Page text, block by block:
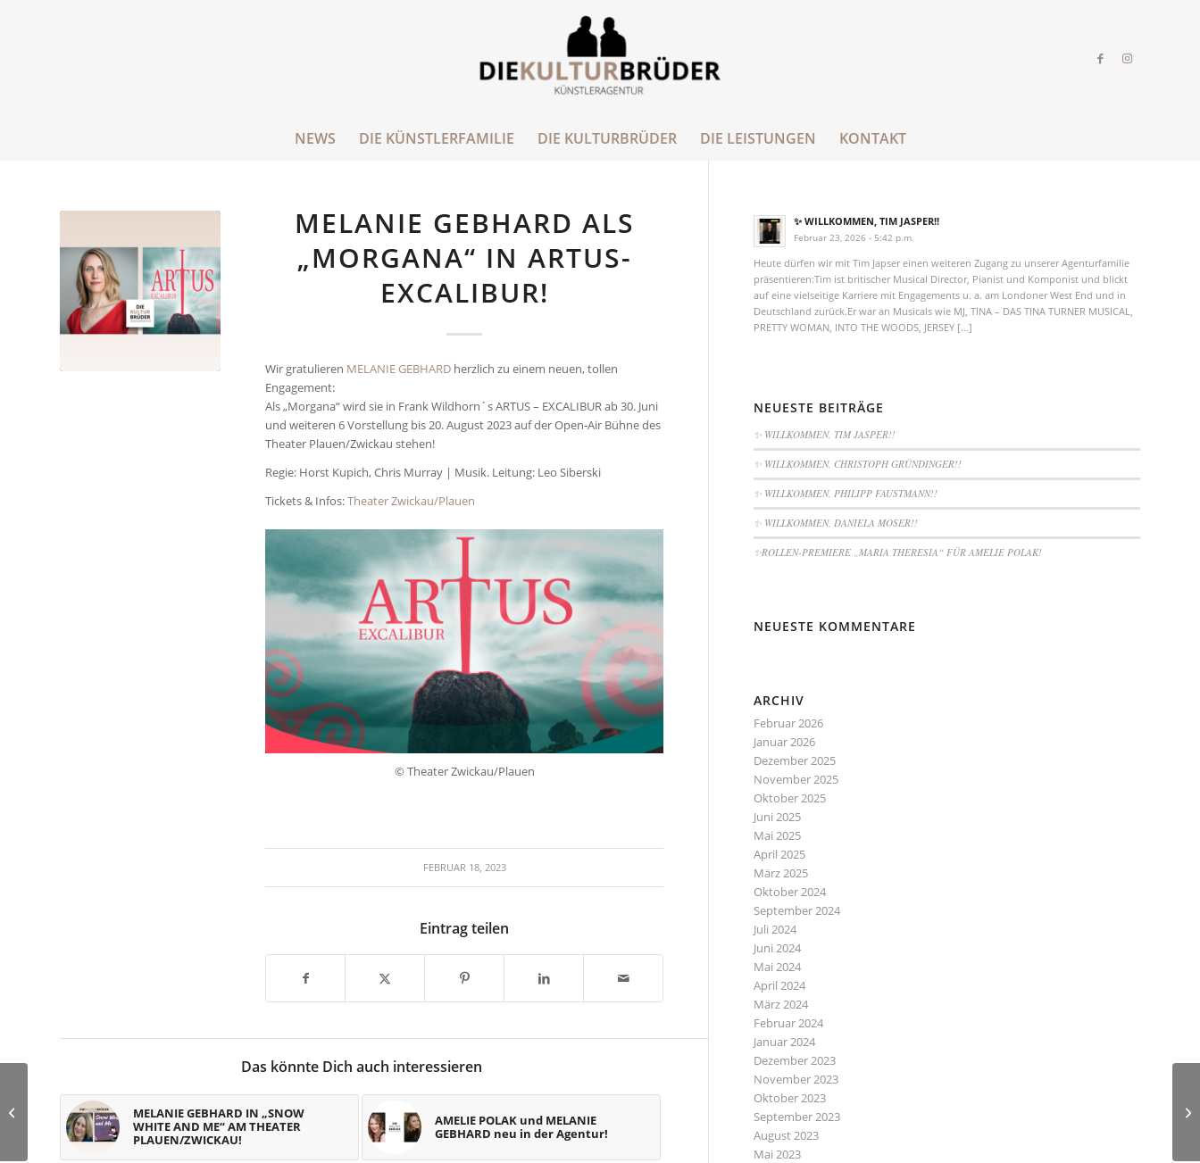
NEWS DIE KÜNSTLERFAMILIE DIE KULTURBRÜDER DIE LEISTUNGEN KONTAKT
MELANIE GEBHARD ALS
„MORGANA“ IN ARTUS-
EXCALIBUR!
Wir gratulieren MELANIE GEBHARD herzlich zu einem neuen, tollen
Engagement:
Als „Morgana“ wird sie in Frank Wildhorn´s ARTUS – EXCALIBUR ab 30. Juni
und weiteren 6 Vorstellung bis 20. August 2023 auf der Open-Air Bühne des
Theater Plauen/Zwickau stehen!
Regie: Horst Kupich, Chris Murray | Musik. Leitung: Leo Siberski
Tickets & Infos:Theater Zwickau/Plauen
© Theater Zwickau/Plauen
FEBRUAR 18, 2023
Eintrag teilen
Das könnte Dich auch interessieren
MELANIE GEBHARD IN „SNOW
WHITE AND ME“ AM THEATER
PLAUEN/ZWICKAU!
AMELIE POLAK und MELANIE
GEBHARD neu in der Agentur!
✨ WILLKOMMEN, TIM JASPER!!
Februar 23, 2026 - 5:42 p.m.
Heute dürfen wir mit Tim Japser einen weiteren Zugang zu unserer Agenturfamilie
präsentieren:Tim ist britischer Musical Director, Pianist und Komponist und blickt
auf eine vielseitige Karriere mit Engagements u. a. am Londoner West End und in
Deutschland zurück.Er war an Musicals wie MJ, TINA – DAS TINA TURNER MUSICAL,
PRETTY WOMAN, INTO THE WOODS, JERSEY […]
NEUESTE BEITRÄGE
✨ WILLKOMMEN, TIM JASPER!!
✨ WILLKOMMEN, CHRISTOPH GRÜNDINGER!!
✨ WILLKOMMEN, PHILIPP FAUSTMANN!!
✨ WILLKOMMEN, DANIELA MOSER!!
✨ROLLEN-PREMIERE „MARIA THERESIA“ FÜR AMELIE POLAK!
NEUESTE KOMMENTARE
ARCHIV
Februar 2026
Januar 2026
Dezember 2025
November 2025
Oktober 2025
Juni 2025
Mai 2025
April 2025
März 2025
Oktober 2024
September 2024
Juli 2024
Juni 2024
Mai 2024
April 2024
März 2024
Februar 2024
Januar 2024
Dezember 2023
November 2023
Oktober 2023
September 2023
August 2023
Mai 2023
YURI YOSHIMURA in
JESUS CHRIST
SUPERSTAR!